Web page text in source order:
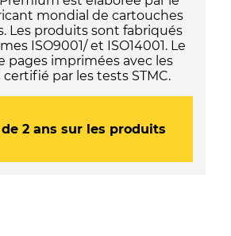
mondial de cartouches
Les produits sont fabriqués
ISO9001/ et ISO14001. Le
pages imprimées avec les
par les tests STMC.
2 ans sur les produits